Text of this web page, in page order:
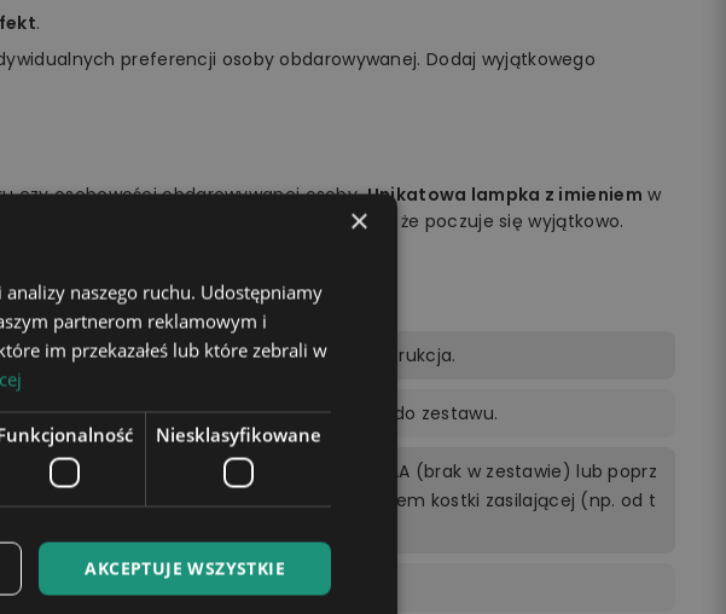
.
preferencji osoby obdarowywanej. Dodaj wyjątkowego
czy osobowości obdarowywanej osoby.Unikatowa lampka z imieniem w
szeroki uśmiech na jej twarzy i sprawisz, że poczuje się wyjątkowo.
podstawka, pilot, kabel zasilający, instrukcja.
do wyboru za pomocą pilota dołączonego do zestawu.
zasilana jest bezprzewodowo 3 bateriami AA (brak w zestawie) lub poprz
kabla zasilającego do kontaktu z użyciem kostki zasilającej (np. od t
×
naszego ruchu. Udostępniamy
partnerom reklamowym i
im przekazałeś lub które zebrali w
Niesklasyfikowane
AKCEPTUJE WSZYSTKIE